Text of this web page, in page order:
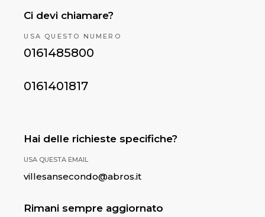
Ci devi chiamare?
USA QUESTO NUMERO
0161485800
0161401817
Hai delle richieste specifiche?
USA QUESTA EMAIL
villesansecondo@abros.it
Rimani sempre aggiornato